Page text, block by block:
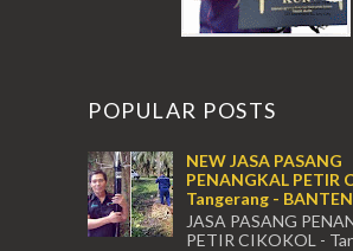
POPULAR POSTS
NEW JASA PASANG
PENANGKAL PETIR
Tangerang -
JASA PASANG
PETIR CIKOKOL -